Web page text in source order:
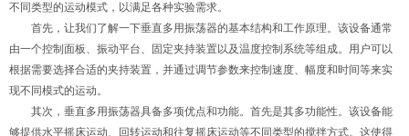
不同类型的运动模式，以满足各种实验需求。
首先，让我们了解一下垂直多用振荡器的基本结构和工作原理。该设备通常
由一个控制面板、振动平台、固定夹持装置以及温度控制系统等组成。用户可以
根据需要选择合适的夹持装置，并通过调节参数来控制速度、幅度和时间等来实
现不同模式的运动。
其次，垂直多用振荡器具备多项优点和功能。首先是其多功能性。该设备能
够提供水平摇床运动、回转运动和往复摇床运动等不同类型的搅拌方式。这使得